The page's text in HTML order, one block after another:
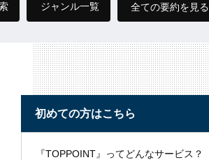
ジャンル一覧 全ての要約を見る
初めての方はこちら
『TOPPOINT』ってどんなサービス？